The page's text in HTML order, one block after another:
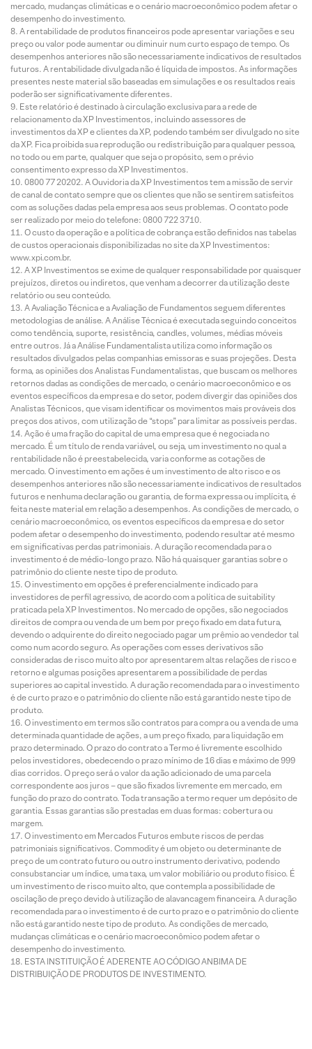
mercado, mudanças climáticas e o cenário macroeconômico podem afetar o
desempenho do investimento.
A rentabilidade de produtos financeiros pode apresentar variações e seu
preço ou valor pode aumentar ou diminuir num curto espaço de tempo. Os
desempenhos anteriores não são necessariamente indicativos de resultados
futuros. A rentabilidade divulgada não é líquida de impostos. As informações
presentes neste material são baseadas em simulações e os resultados reais
poderão ser significativamente diferentes.
Este relatório é destinado à circulação exclusiva para a rede de
relacionamento da XP Investimentos, incluindo assessores de
investimentos da XP e clientes da XP, podendo também ser divulgado no site
da XP. Fica proibida sua reprodução ou redistribuição para qualquer pessoa,
no todo ou em parte, qualquer que seja o propósito, sem o prévio
consentimento expresso da XP Investimentos.
0800 77 20202. A Ouvidoria da XP Investimentos tem a missão de servir
de canal de contato sempre que os clientes que não se sentirem satisfeitos
com as soluções dadas pela empresa aos seus problemas. O contato pode
ser realizado por meio do telefone: 0800 722 3710.
O custo da operação e a política de cobrança estão definidos nas tabelas
de custos operacionais disponibilizadas no site da XP Investimentos:
www.xpi.com.br.
A XP Investimentos se exime de qualquer responsabilidade por quaisquer
prejuízos, diretos ou indiretos, que venham a decorrer da utilização deste
relatório ou seu conteúdo.
A Avaliação Técnica e a Avaliação de Fundamentos seguem diferentes
metodologias de análise. A Análise Técnica é executada seguindo conceitos
como tendência, suporte, resistência, candles, volumes, médias móveis
entre outros. Já a Análise Fundamentalista utiliza como informação os
resultados divulgados pelas companhias emissoras e suas projeções. Desta
forma, as opiniões dos Analistas Fundamentalistas, que buscam os melhores
retornos dadas as condições de mercado, o cenário macroeconômico e os
eventos específicos da empresa e do setor, podem divergir das opiniões dos
Analistas Técnicos, que visam identificar os movimentos mais prováveis dos
preços dos ativos, com utilização de “stops” para limitar as possíveis perdas.
Ação é uma fração do capital de uma empresa que é negociada no
mercado. É um título de renda variável, ou seja, um investimento no qual a
rentabilidade não é preestabelecida, varia conforme as cotações de
mercado. O investimento em ações é um investimento de alto risco e os
desempenhos anteriores não são necessariamente indicativos de resultados
futuros e nenhuma declaração ou garantia, de forma expressa ou implícita, é
feita neste material em relação a desempenhos. As condições de mercado, o
cenário macroeconômico, os eventos específicos da empresa e do setor
podem afetar o desempenho do investimento, podendo resultar até mesmo
em significativas perdas patrimoniais. A duração recomendada para o
investimento é de médio-longo prazo. Não há quaisquer garantias sobre o
patrimônio do cliente neste tipo de produto.
O investimento em opções é preferencialmente indicado para
investidores de perfil agressivo, de acordo com a política de suitability
praticada pela XP Investimentos. No mercado de opções, são negociados
direitos de compra ou venda de um bem por preço fixado em data futura,
devendo o adquirente do direito negociado pagar um prêmio ao vendedor tal
como num acordo seguro. As operações com esses derivativos são
consideradas de risco muito alto por apresentarem altas relações de risco e
retorno e algumas posições apresentarem a possibilidade de perdas
superiores ao capital investido. A duração recomendada para o investimento
é de curto prazo e o patrimônio do cliente não está garantido neste tipo de
produto.
O investimento em termos são contratos para compra ou a venda de uma
determinada quantidade de ações, a um preço fixado, para liquidação em
prazo determinado. O prazo do contrato a Termo é livremente escolhido
pelos investidores, obedecendo o prazo mínimo de 16 dias e máximo de 999
dias corridos. O preço será o valor da ação adicionado de uma parcela
correspondente aos juros – que são fixados livremente em mercado, em
função do prazo do contrato. Toda transação a termo requer um depósito de
garantia. Essas garantias são prestadas em duas formas: cobertura ou
margem.
O investimento em Mercados Futuros embute riscos de perdas
patrimoniais significativos. Commodity é um objeto ou determinante de
preço de um contrato futuro ou outro instrumento derivativo, podendo
consubstanciar um índice, uma taxa, um valor mobiliário ou produto físico. É
um investimento de risco muito alto, que contempla a possibilidade de
oscilação de preço devido à utilização de alavancagem financeira. A duração
recomendada para o investimento é de curto prazo e o patrimônio do cliente
não está garantido neste tipo de produto. As condições de mercado,
mudanças climáticas e o cenário macroeconômico podem afetar o
desempenho do investimento.
ESTA INSTITUIÇÃO É ADERENTE AO CÓDIGO ANBIMA DE
DISTRIBUIÇÃO DE PRODUTOS DE INVESTIMENTO.